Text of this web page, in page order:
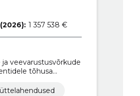
1 357 538 €
veevarustusvõrkude
tõhusa